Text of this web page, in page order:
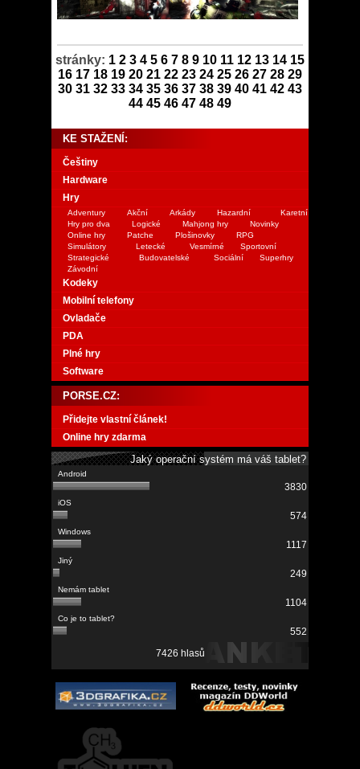
stránky: 1 2 3 4 5 6 7 8 9 10 11 12 13 14 15
16 17 18 19 20 21 22 23 24 25 26 27 28 29
30 31 32 33 34 35 36 37 38 39 40 41 42 43
44 45 46 47 48 49
KE STAŽENÍ:
Češtiny
Hardware
Hry
Adventury Akční Arkády Hazardní
Karetní
Hry pro dva
Logické Mahjong hry
Novinky
Online hry
Patche Plošinovky
RPG
Simulátory
Letecké Vesmírné
Sportovní
Strategické
Budovatelské Sociální
Superhry
Závodní
Kodeky
Mobilní telefony
Ovladače
PDA
Plné hry
Software
PORSE.CZ:
Přidejte vlastní článek!
Online hry zdarma
Jaký operační systém má váš tablet?
3830
574
1117
249
1104
552
7426 hlasů